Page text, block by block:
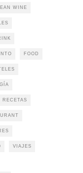
WINE
FOOD
RECETAS
VIAJES